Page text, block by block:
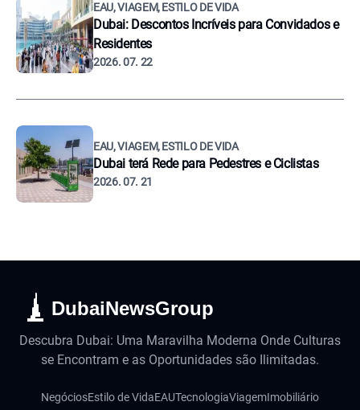
EAU, VIAGEM, ESTILO DE VIDA
Dubai: Descontos Incríveis para Convidados e
Residentes
2026. 07. 22
EAU, VIAGEM, ESTILO DE VIDA
Dubai terá Rede para Pedestres e Ciclistas
2026. 07. 21
DubaiNewsGroup
Descubra Dubai: Uma Maravilha Moderna Onde Culturas
se Encontram e as Oportunidades são Ilimitadas.
NegóciosEstilo de VidaEAUTecnologiaViagemImobiliário